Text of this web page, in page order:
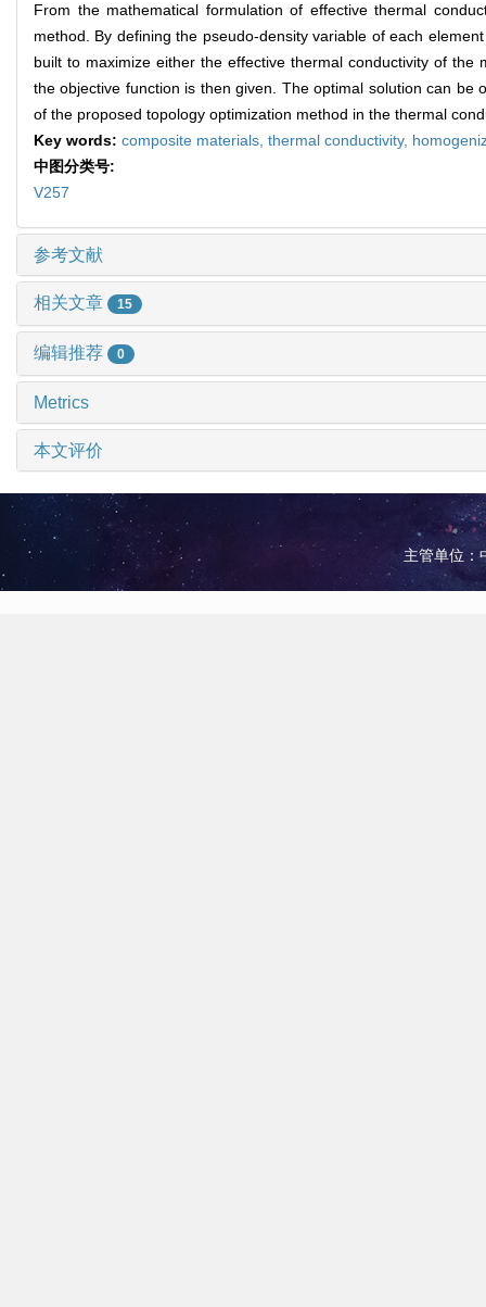
From the mathematical formulation of effective thermal
method. By defining the pseudo-density variable of each
built to maximize either the effective thermal conductivity of
the objective function is then given. The optimal solution can
of the proposed topology optimization method in the thermal
Key words: composite materials, thermal conductivity,
中图分类号:
V257
参考文献
相关文章 15
编辑推荐 0
Metrics
本文评价
主管单位：